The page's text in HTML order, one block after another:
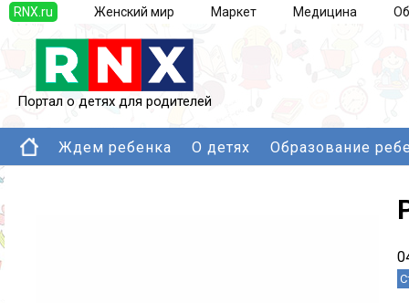
RNX.ru Женский мир Маркет Медицина
Портал о детях для родителей
Ждем ребенка О детях Образование